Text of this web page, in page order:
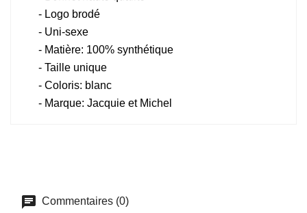
- Logo brodé
- Uni-sexe
- Matière: 100% synthétique
- Taille unique
- Coloris: blanc
- Marque: Jacquie et Michel
Commentaires (0)